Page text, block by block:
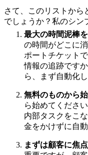
さて、このリストから
でしょうか？私のシン
最大の時間泥棒を
の時間がどこに
ポートチケット
情報の追跡です
ら、まず自動化し
無料のものから始
ら始めてくださ
内部タスクをこ
金をかけずに自
まずは顧客に焦